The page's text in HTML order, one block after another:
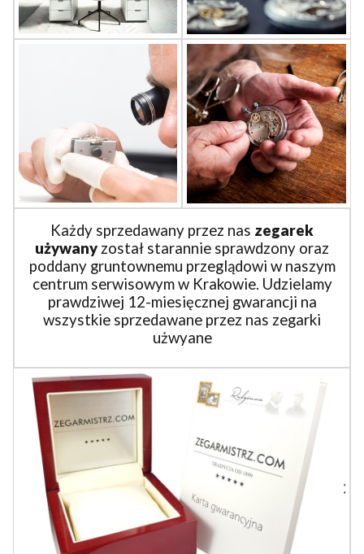
Każdy sprzedawany przez nas zegarek
używany został starannie sprawdzony oraz
poddany gruntownemu przeglądowi w naszym
centrum serwisowym w Krakowie. Udzielamy
prawdziwej 12-miesięcznej gwarancji na
wszystkie sprzedawane przez nas zegarki
użwyane